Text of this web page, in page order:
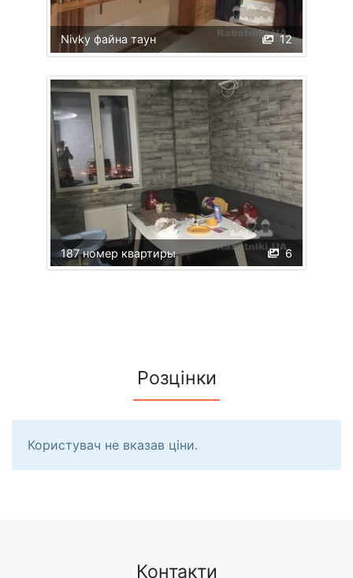
12
Nivky файна таун
6
187 номер квартиры
Розцінки
Користувач не вказав ціни.
Контакти